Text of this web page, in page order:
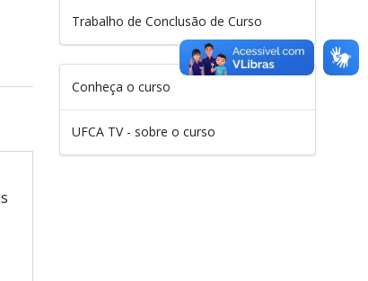
Trabalho de Conclusão de Curso
Conheça o curso
UFCA TV - sobre o curso